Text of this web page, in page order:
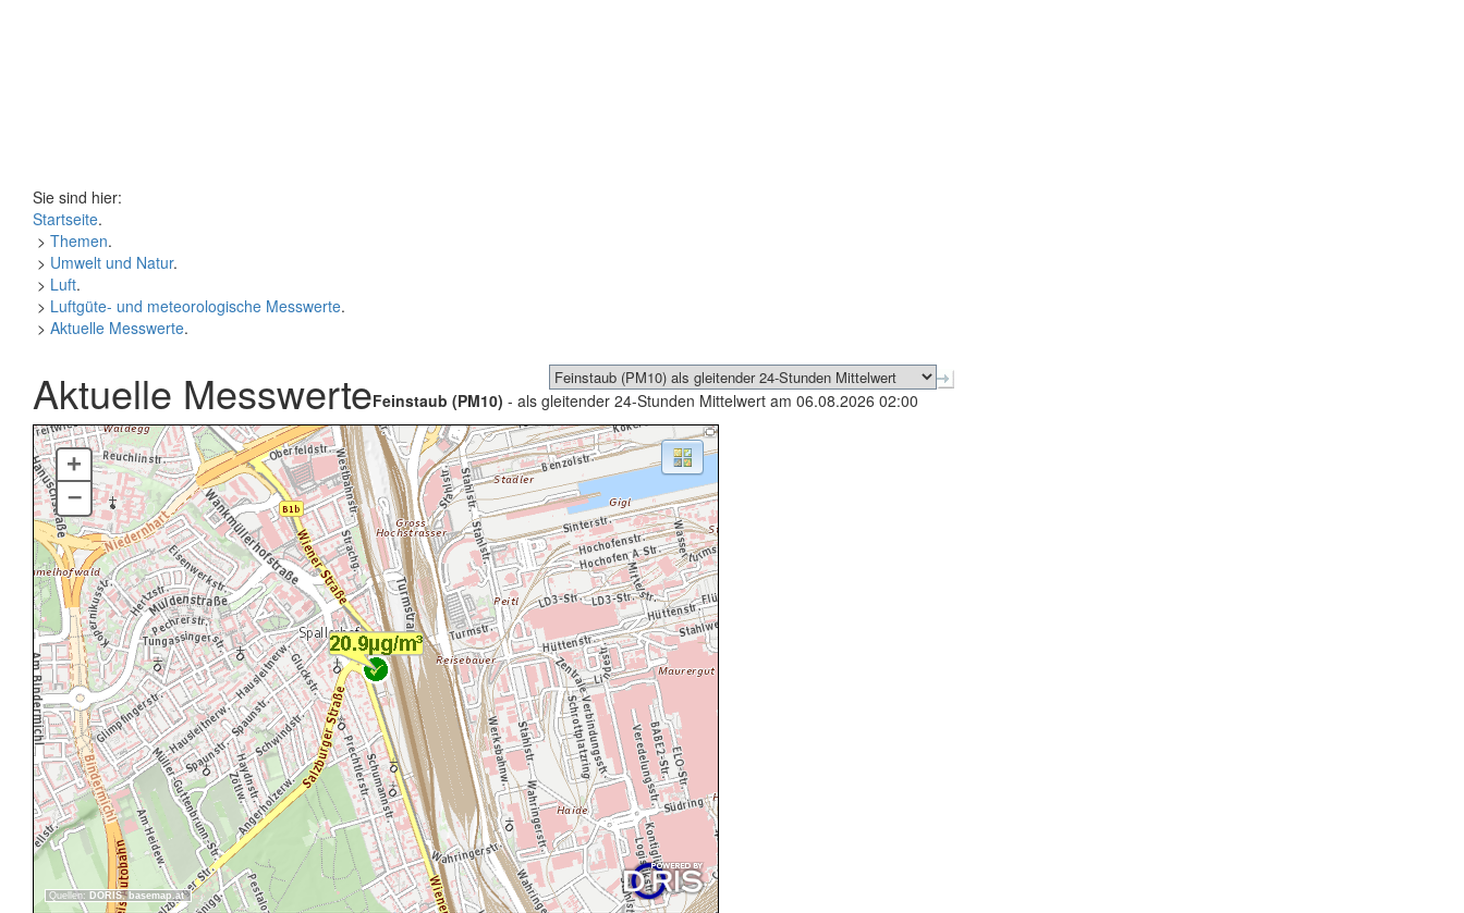
Sie sind hier:
Startseite.
> Themen.
> Umwelt und Natur.
> Luft.
> Luftgüte- und meteorologische Messwerte.
> Aktuelle Messwerte.
Aktuelle MesswerteFeinstaub (PM10) - als gleitender 24-Stunden Mittelwert am 06.08.2026 02:00
Quellen: DORIS, basemap.at
+
–